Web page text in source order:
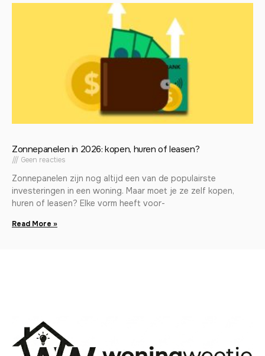
Zonnepanelen in 2026: kopen, huren of leasen?
Geen reacties
Zonnepanelen zijn nog altijd een van de populairste
investeringen in een woning. Maar moet je ze zelf kopen,
huren of leasen? Elke vorm heeft voor-
Read More »